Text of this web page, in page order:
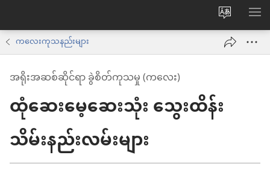
ဝ
က်
ပါ
ကလေးကုသနည်းများ
အရိုးအဆစ်ဆိုင်ရာ ခွဲစိတ်ကုသမှု (ကလေး)
ထုံဆေးမေ့ဆေးသုံး သွေးထိန်း
သိမ်းနည်းလမ်းများ